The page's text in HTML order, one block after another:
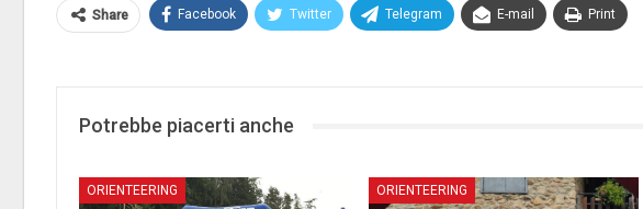
Share Facebook Twitter Telegram E-mail Print
Potrebbe piacerti anche
ORIENTEERING ORIENTEERING